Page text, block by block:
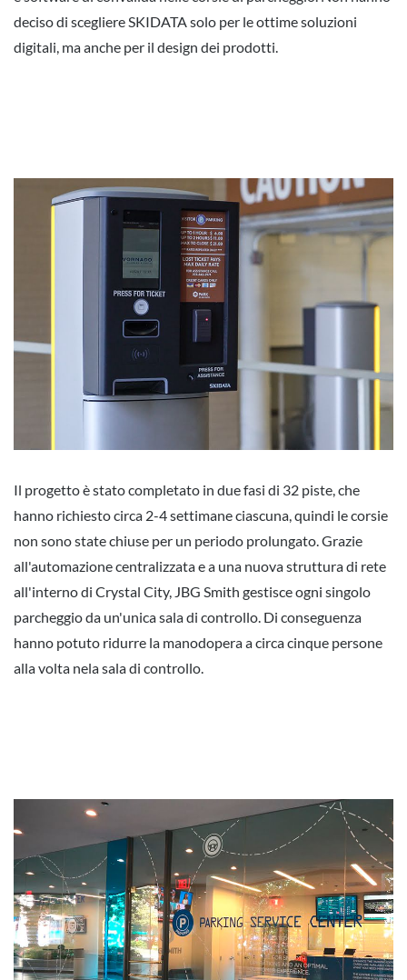
deciso di scegliere SKIDATA solo per le ottime soluzioni
digitali, ma anche per il design dei prodotti.
Il progetto è stato completato in due fasi di 32 piste, che
hanno richiesto circa 2-4 settimane ciascuna, quindi le corsie
non sono state chiuse per un periodo prolungato. Grazie
all'automazione centralizzata e a una nuova struttura di rete
all'interno di Crystal City, JBG Smith gestisce ogni singolo
parcheggio da un'unica sala di controllo. Di conseguenza
hanno potuto ridurre la manodopera a circa cinque persone
alla volta nela sala di controllo.